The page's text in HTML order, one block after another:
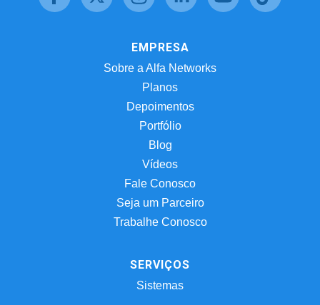
EMPRESA
Sobre a Alfa Networks
Planos
Depoimentos
Portfólio
Blog
Vídeos
Fale Conosco
Seja um Parceiro
Trabalhe Conosco
SERVIÇOS
Sistemas